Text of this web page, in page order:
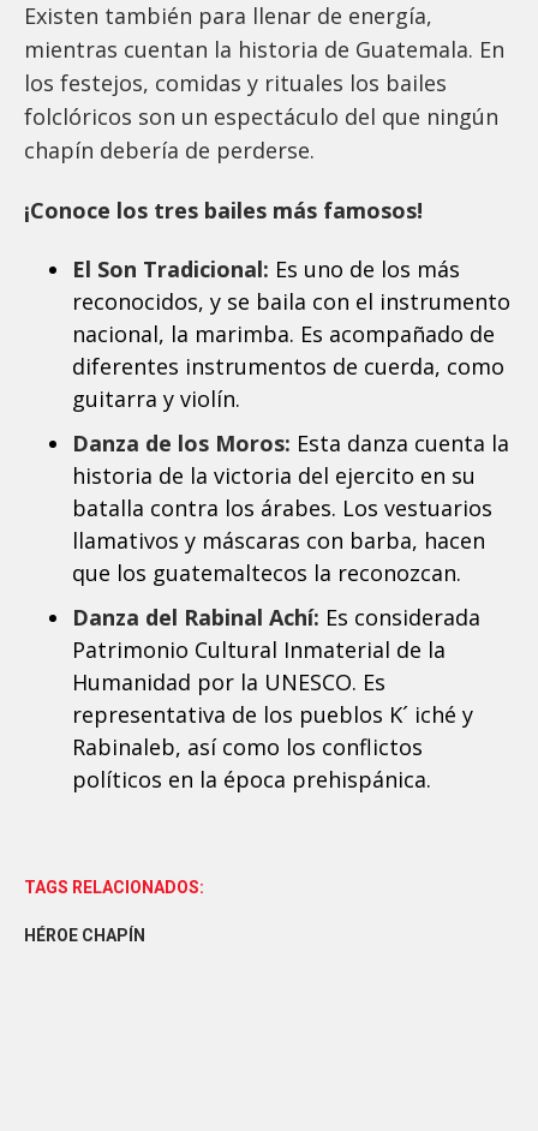
Existen también para llenar de energía,
mientras cuentan la historia de Guatemala. En
los festejos, comidas y rituales los bailes
folclóricos son un espectáculo del que ningún
chapín debería de perderse.
¡Conoce los tres bailes más famosos!
El Son Tradicional: Es uno de los más
reconocidos, y se baila con el instrumento
nacional, la marimba. Es acompañado de
diferentes instrumentos de cuerda, como
guitarra y violín.
Danza de los Moros: Esta danza cuenta la
historia de la victoria del ejercito en su
batalla contra los árabes. Los vestuarios
llamativos y máscaras con barba, hacen
que los guatemaltecos la reconozcan.
Danza del Rabinal Achí: Es considerada
Patrimonio Cultural Inmaterial de la
Humanidad por la UNESCO. Es
representativa de los pueblos K´ iché y
Rabinaleb, así como los conflictos
políticos en la época prehispánica.
TAGS RELACIONADOS:
HÉROE CHAPÍN